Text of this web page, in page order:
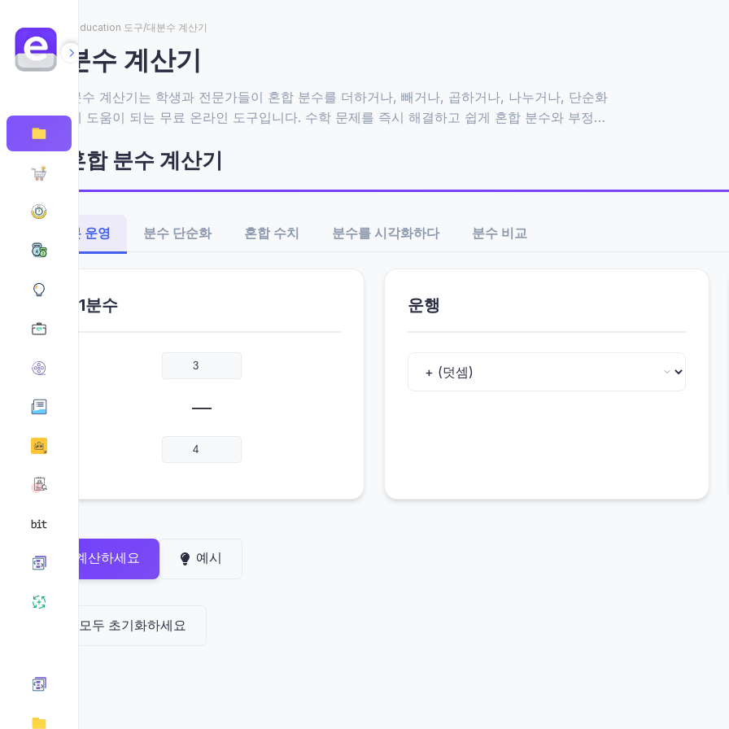
Education 도구/대분수 계산기
대분수 계산기
혼합 분수 계산기는 학생과 전문가들이 혼합 분수를 더하거나, 빼거나, 곱하거나, 나누거나, 단순화
하는 데 도움이 되는 무료 온라인 도구입니다. 수학 문제를 즉시 해결하고 쉽게 혼합 분수와 부정분
수 사이를 전환할 수 있습니다.
혼합 분수 계산기
기본 운영 분수 단순화 혼합 수치 분수를 시각화하다 분수 비교
제1분수
—
운행
계산하세요 예시
모두 초기화하세요